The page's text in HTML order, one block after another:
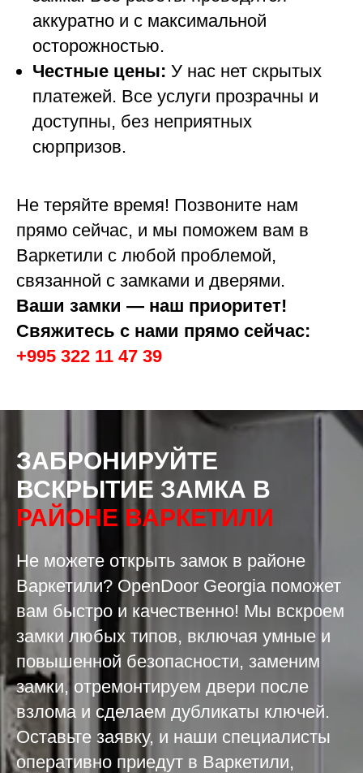
аккуратно и с максимальной
осторожностью.
Честные цены: У нас нет скрытых
платежей. Все услуги прозрачны и
доступны, без неприятных
сюрпризов.
Не теряйте время! Позвоните нам
прямо сейчас, и мы поможем вам в
Варкетили с любой проблемой,
связанной с замками и дверями.
Ваши замки — наш приоритет!
Свяжитесь с нами прямо сейчас:
+995 322 11 47 39
ЗАБРОНИРУЙТЕ
ВСКРЫТИЕ ЗАМКА В
РАЙОНЕ ВАРКЕТИЛИ
Не можете открыть замок в районе
Варкетили? OpenDoor Georgia поможет
вам быстро и качественно! Мы вскроем
замки любых типов, включая умные и
повышенной безопасности, заменим
замки, отремонтируем двери после
взлома и сделаем дубликаты ключей.
Оставьте заявку, и наши специалисты
оперативно приедут в Варкетили,